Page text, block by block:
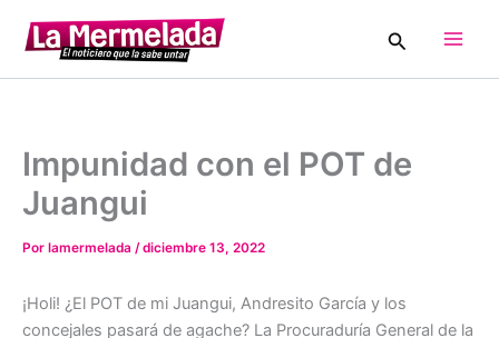
contenido
Buscar
Impunidad con el POT de
Juangui
Por lamermelada /diciembre 13, 2022
¡Holi! ¿El POT de mi Juangui, Andresito García y los
concejales pasará de agache? La Procuraduría General de la